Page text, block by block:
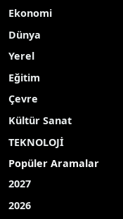
Ekonomi
Dünya
Yerel
Eğitim
Çevre
Kültür Sanat
TEKNOLOJİ
Popüler Aramalar
2027
2026